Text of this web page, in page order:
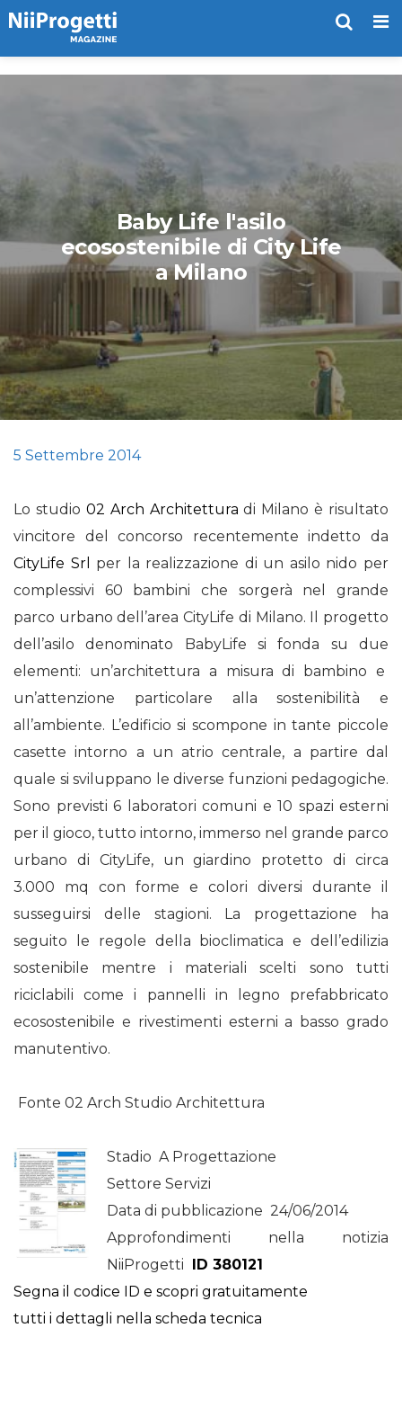
Baby Life l'asilo
ecosostenibile di City Life
a Milano
5 Settembre 2014
Lo studio 02 Arch Architettura di Milano è risultato
vincitore del concorso recentemente indetto da
CityLife Srl
per la realizzazione di un asilo nido per
complessivi 60 bambini che sorgerà nel grande
parco urbano dell’area CityLife di Milano. Il progetto
dell’asilo denominato BabyLife si fonda su due
elementi: un’architettura a misura di bambino e
un’attenzione particolare alla sostenibilità e
all’ambiente. L’edificio si scompone in tante piccole
casette intorno a un atrio centrale, a partire dal
quale si sviluppano le diverse funzioni pedagogiche.
Sono previsti 6 laboratori comuni e 10 spazi esterni
per il gioco, tutto intorno, immerso nel grande parco
urbano di CityLife, un giardino protetto di circa
3.000 mq con forme e colori diversi durante il
susseguirsi delle stagioni. La progettazione ha
seguito le regole della bioclimatica e dell’edilizia
sostenibile mentre i materiali scelti sono tutti
riciclabili come i pannelli in legno prefabbricato
ecosostenibile e rivestimenti esterni a basso grado
manutentivo.
Fonte 02 Arch Studio Architettura
Stadio A Progettazione
Settore Servizi
Data di pubblicazione 24/06/2014
Approfondimenti nella notizia
NiiProgetti ID 380121
Segna il codice ID e scopri gratuitamente
tutti i dettagli nella scheda tecnica